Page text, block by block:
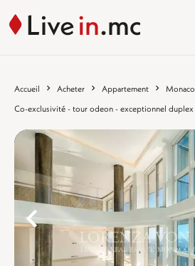
Accueil Acheter Appartement
Monaco
Co-exclusivité - tour odeon - exceptionnel duplex
%}